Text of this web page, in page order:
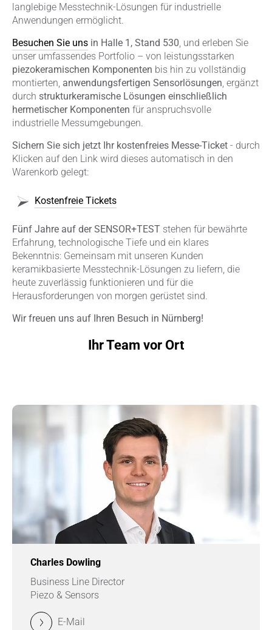
langlebige Messtechnik-Lösungen für industrielle
Anwendungen ermöglicht.
Besuchen Sie uns in Halle 1, Stand 530, und erleben Sie
unser umfassendes Portfolio – von leistungsstarken
piezokeramischen Komponenten bis hin zu vollständig
montierten, anwendungsfertigen Sensorlösungen, ergänzt
durch strukturkeramische Lösungen einschließlich
hermetischer Komponenten für anspruchsvolle
industrielle Messumgebungen.
Sichern Sie sich jetzt Ihr kostenfreies Messe-Ticket - durch
Klicken auf den Link wird dieses automatisch in den
Warenkorb gelegt:
Kostenfreie Tickets
Fünf Jahre auf der SENSOR+TEST stehen für bewährte
Erfahrung, technologische Tiefe und ein klares
Bekenntnis: Gemeinsam mit unseren Kunden
keramikbasierte Messtechnik-Lösungen zu liefern, die
heute zuverlässig funktionieren und für die
Herausforderungen von morgen gerüstet sind.
Wir freuen uns auf Ihren Besuch in Nürnberg!
Ihr Team vor Ort
Charles Dowling
Business Line Director
Piezo & Sensors
E-Mail